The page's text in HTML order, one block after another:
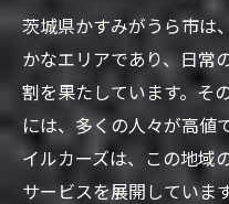
満足度を高め
利用者の体験
スマイルカーズが
高価車買取の秘訣
地域特性を活
市場動向を反
茨城県かすみがうら市は
かなエリアであり、日常
割を果たしています。そ
には、多くの人々が高値
イルカーズは、この地域
サービスを展開していま